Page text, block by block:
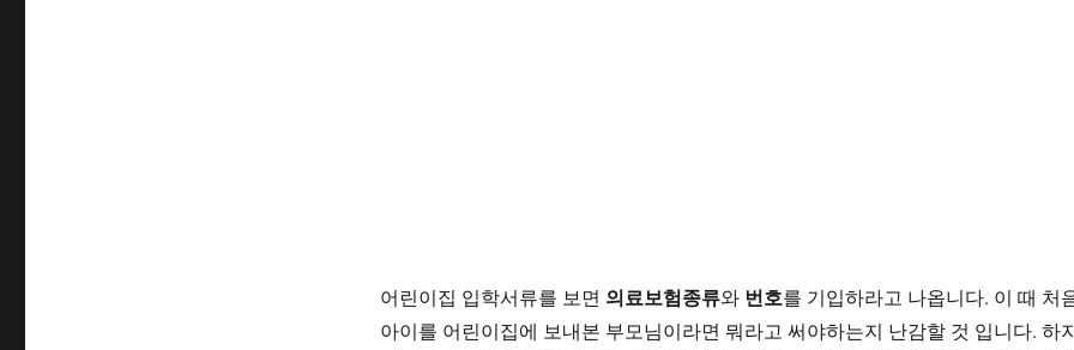
어린이집 입학서류를 보면 의료보험종류와 번호를 기입하라고 나옵니다. 이 때 처
아이를 어린이집에 보내본 부모님이라면 뭐라고 써야하는지 난감할 것 입니다. 하